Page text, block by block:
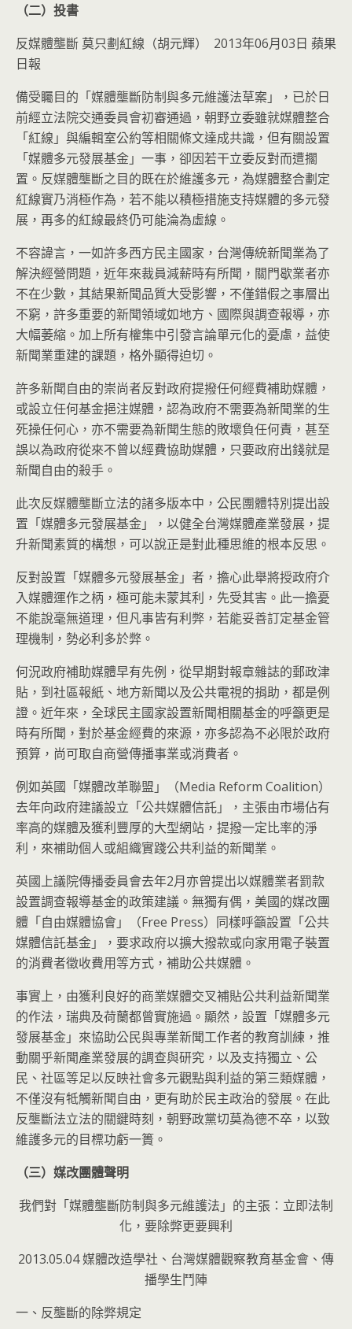
（二）投書
反媒體壟斷 莫只劃紅線（胡元輝） 2013年06月03日 蘋果
日報
備受矚目的「媒體壟斷防制與多元維護法草案」，已於日
前經立法院交通委員會初審通過，朝野立委雖就媒體整合
「紅線」與編輯室公約等相關條文達成共識，但有關設置
「媒體多元發展基金」一事，卻因若干立委反對而遭擱
置。反媒體壟斷之目的既在於維護多元，為媒體整合劃定
紅線實乃消極作為，若不能以積極措施支持媒體的多元發
展，再多的紅線最終仍可能淪為虛線。
不容諱言，一如許多西方民主國家，台灣傳統新聞業為了
解決經營問題，近年來裁員減薪時有所聞，關門歇業者亦
不在少數，其結果新聞品質大受影響，不僅錯假之事層出
不窮，許多重要的新聞領域如地方、國際與調查報導，亦
大幅萎縮。加上所有權集中引發言論單元化的憂慮，益使
新聞業重建的課題，格外顯得迫切。
許多新聞自由的崇尚者反對政府提撥任何經費補助媒體，
或設立任何基金挹注媒體，認為政府不需要為新聞業的生
死操任何心，亦不需要為新聞生態的敗壞負任何責，甚至
誤以為政府從來不曾以經費協助媒體，只要政府出錢就是
新聞自由的殺手。
此次反媒體壟斷立法的諸多版本中，公民團體特別提出設
置「媒體多元發展基金」，以健全台灣媒體產業發展，提
升新聞素質的構想，可以說正是對此種思維的根本反思。
反對設置「媒體多元發展基金」者，擔心此舉將授政府介
入媒體運作之柄，極可能未蒙其利，先受其害。此一擔憂
不能說毫無道理，但凡事皆有利弊，若能妥善訂定基金管
理機制，勢必利多於弊。
何況政府補助媒體早有先例，從早期對報章雜誌的郵政津
貼，到社區報紙、地方新聞以及公共電視的捐助，都是例
證。近年來，全球民主國家設置新聞相關基金的呼籲更是
時有所聞，對於基金經費的來源，亦多認為不必限於政府
預算，尚可取自商營傳播事業或消費者。
例如英國「媒體改革聯盟」（Media Reform Coalition）
去年向政府建議設立「公共媒體信託」，主張由市場佔有
率高的媒體及獲利豐厚的大型網站，提撥一定比率的淨
利，來補助個人或組織實踐公共利益的新聞業。
英國上議院傳播委員會去年2月亦曾提出以媒體業者罰款
設置調查報導基金的政策建議。無獨有偶，美國的媒改團
體「自由媒體協會」（Free Press）同樣呼籲設置「公共
媒體信託基金」，要求政府以擴大撥款或向家用電子裝置
的消費者徵收費用等方式，補助公共媒體。
事實上，由獲利良好的商業媒體交叉補貼公共利益新聞業
的作法，瑞典及荷蘭都曾實施過。顯然，設置「媒體多元
發展基金」來協助公民與專業新聞工作者的教育訓練，推
動關乎新聞產業發展的調查與研究，以及支持獨立、公
民、社區等足以反映社會多元觀點與利益的第三類媒體，
不僅沒有牴觸新聞自由，更有助於民主政治的發展。在此
反壟斷法立法的關鍵時刻，朝野政黨切莫為德不卒，以致
維護多元的目標功虧一簣。
（三）媒改團體聲明
我們對「媒體壟斷防制與多元維護法」的主張：立即法制
化，要除弊更要興利
2013.05.04 媒體改造學社、台灣媒體觀察教育基金會、傳
播學生鬥陣
一、反壟斷的除弊規定